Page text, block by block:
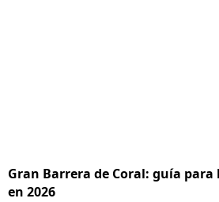
Gran Barrera de Coral: guía
en 2026